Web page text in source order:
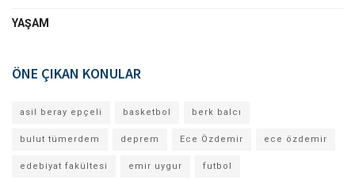
YAŞAM
ÖNE ÇIKAN KONULAR
asil beray epçeli basketbol berk balcı
bulut tümerdem deprem Ece Özdemir ece özdemir
edebiyat fakültesi emir uygur futbol